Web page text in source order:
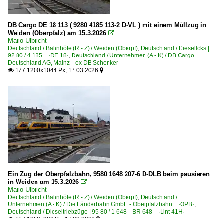
Bahntechnische Anlagen und Kunstbauten
Prellböcke
Schilder für den Bahnverkehr
~ Sonstiges
1 203 BR 203 DR 110 Umbau DR V 100.1 Private
1 204 BR 204 · DR 110 DR V 100
1 215 BR 215 DB V 163
1 218 BR 218
1 221 BR 221 DB V 200.1 Private
1 223 BR 223 · BR 253 · DE 2000 ·ER20·
1 232 BR 232 DR 132 · DR 130.1 'Ludmilla'
1 233 BR 233 Umbau DB 232 'Ludmilla'
2011
2012
2013
2014
2017
2019
2020
2020
2022
2023
2026
DB Cargo DE 18 113 ( 9280 4185 113-2 D-VL ) mit einem Müllzug in
Weiden (Oberpfalz) am 15.3.2026 
Mario Ulbricht
Deutschland / Bahnhöfe (R - Z) / Weiden (Oberpf), Deutschland / Dieselloks |
92 80 / 4 185 ·DE 18·, Deutschland / Unternehmen (A - K) / DB Cargo
Deutschland AG, Mainz ex DB Schenker
 177 1200x1044 Px, 17.03.2026 
Ein Zug der Oberpfalzbahn, 9580 1648 207-6 D-DLB beim pausieren
in Weiden am 15.3.2026 
Mario Ulbricht
Deutschland / Bahnhöfe (R - Z) / Weiden (Oberpf), Deutschland /
Unternehmen (A - K) / Die Länderbahn GmbH - Oberpfalzbahn ·OPB·,
Deutschland / Dieseltriebzüge | 95 80 / 1 648 BR 648 ·Lint 41H·